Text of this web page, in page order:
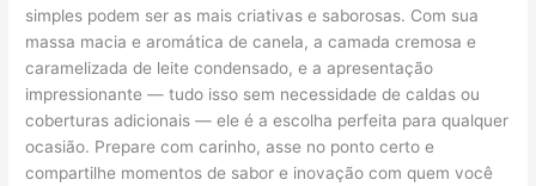
simples podem ser as mais criativas e saborosas. Com sua
massa macia e aromática de canela, a camada cremosa e
caramelizada de leite condensado, e a apresentação
impressionante — tudo isso sem necessidade de caldas ou
coberturas adicionais — ele é a escolha perfeita para qualquer
ocasião. Prepare com carinho, asse no ponto certo e
compartilhe momentos de sabor e inovação com quem você